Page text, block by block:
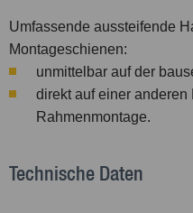
Umfassende aussteifende
Montageschienen:
unmittelbar auf der
direkt auf einer
Rahmenmontage.
Technische Daten